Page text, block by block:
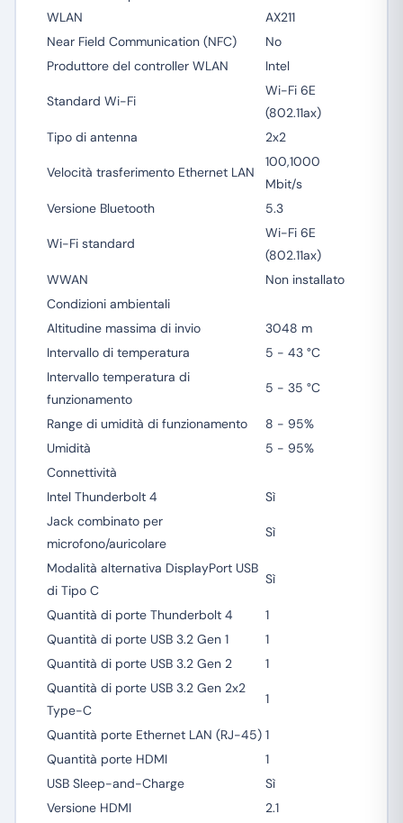
WLAN
AX211
Near Field Communication (NFC)
No
Produttore del controller WLAN
Intel
Standard Wi-Fi
Wi-Fi 6E
(802.11ax)
Tipo di antenna
2x2
Velocità trasferimento Ethernet LAN
100,1000
Mbit/s
Versione Bluetooth
5.3
Wi-Fi standard
Wi-Fi 6E
(802.11ax)
WWAN
Non installato
Condizioni ambientali
Altitudine massima di invio
3048 m
Intervallo di temperatura
5 - 43 °C
Intervallo temperatura di
funzionamento
5 - 35 °C
Range di umidità di funzionamento
8 - 95%
Umidità
5 - 95%
Connettività
Intel Thunderbolt 4
Sì
Jack combinato per
microfono/auricolare
Sì
Modalità alternativa DisplayPort USB
di Tipo C
Sì
Quantità di porte Thunderbolt 4
1
Quantità di porte USB 3.2 Gen 1
1
Quantità di porte USB 3.2 Gen 2
1
Quantità di porte USB 3.2 Gen 2x2
Type-C
1
Quantità porte Ethernet LAN (RJ-45) 1
Quantità porte HDMI
1
USB Sleep-and-Charge
Sì
Versione HDMI
2.1